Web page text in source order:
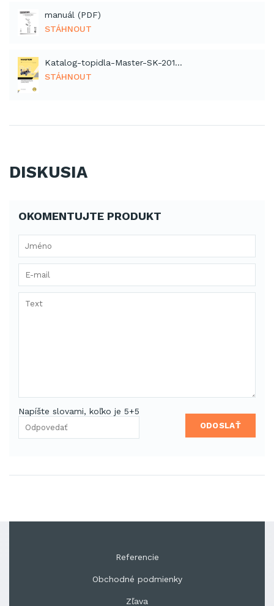
manuál (PDF)
STÁHNOUT
Katalog-topidla-Master-SK-2012 (PDF)
STÁHNOUT
DISKUSIA
OKOMENTUJTE PRODUKT
Napíšte slovami, koľko je 5+5
ODOSLAŤ
Referencie
Obchodné podmienky
Zľava